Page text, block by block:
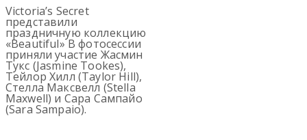
Victoria’s Secret
представили
праздничную коллекцию
«Beautiful» В фотосессии
приняли участие Жасмин
Тукс (Jasmine Tookes),
Тейлор Хилл (Taylor Hill),
Стелла Максвелл (Stella
Maxwell) и Сара Сампайо
(Sara Sampaio).